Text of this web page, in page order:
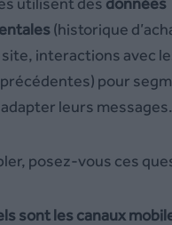
(historique
site, interactions avec
pour
leurs messages.
posez-vous ces
sont les canaux